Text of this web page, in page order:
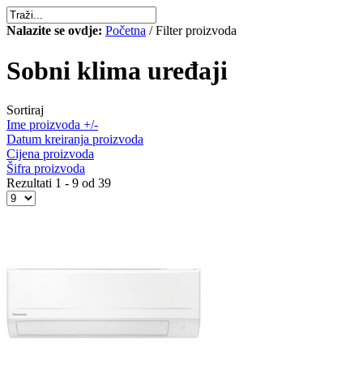
Nalazite se ovdje: Početna / Filter proizvoda
Sobni klima uređaji
Sortiraj
Ime proizvoda +/-
Datum kreiranja proizvoda
Cijena proizvoda
Šifra proizvoda
Rezultati 1 - 9 od 39